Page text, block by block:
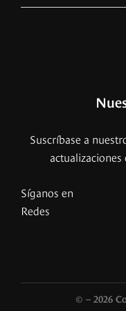
Suscríbase a
Síganos en
Redes
© – 2026